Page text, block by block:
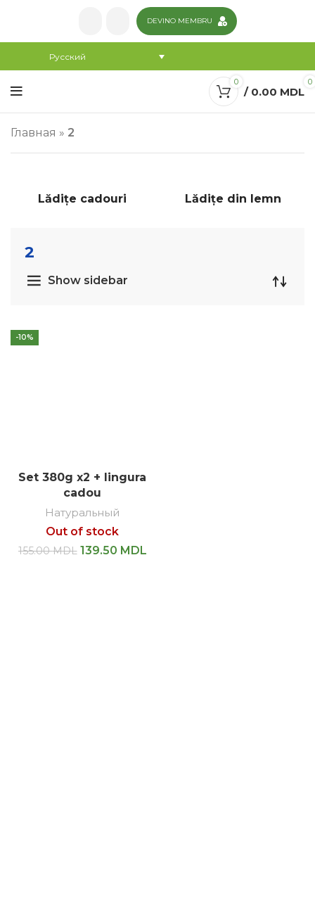
DEVINO MEMBRU
Русский
0 0
/ 0.00 MDL
Главная » 2
Lădițe cadouri Lădițe din lemn
2
Show sidebar
-10%
Set 380g x2 + lingura
cadou
Натуральный
Out of stock
155.00MDL 139.50 MDL